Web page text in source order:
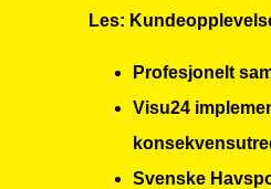
Les:
Profesjonelt
Visu24
Svenske